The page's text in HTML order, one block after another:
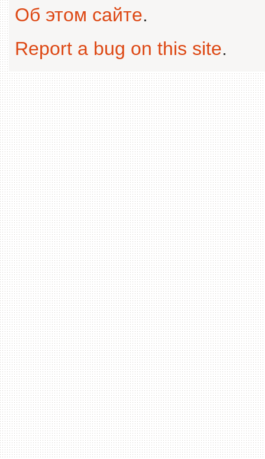
Об этом сайте.
Report a bug on this site.